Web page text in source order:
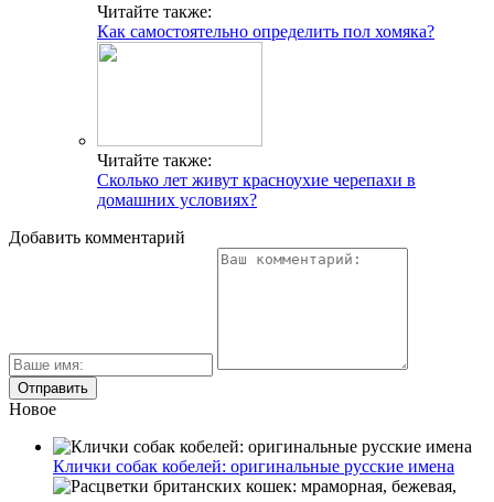
Читайте также:
Как самостоятельно определить пол хомяка?
Читайте также:
Сколько лет живут красноухие черепахи в
домашних условиях?
Добавить комментарий
Новое
Клички собак кобелей: оригинальные русские имена